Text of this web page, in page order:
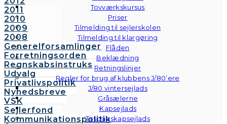
Tovværkskursus
Priser
Tilmelding til sejlerskolen
Tilmelding til klargøring
Flåden
Beklædning
Retningslinjer
Regler for brug af klubbens J/80’ere
J/80 vintersejlads
Gråsælerne
Kapsejlads
Tirsdagskapsejlads
2011
2010
2009
2008
Generelforsamlinger
Forretningsorden
Regnskabsinstruks
Udvalg
Privatlivspolitik
Nyhedsbreve
VSK
Sejlerfond
Kommunikationspolitik